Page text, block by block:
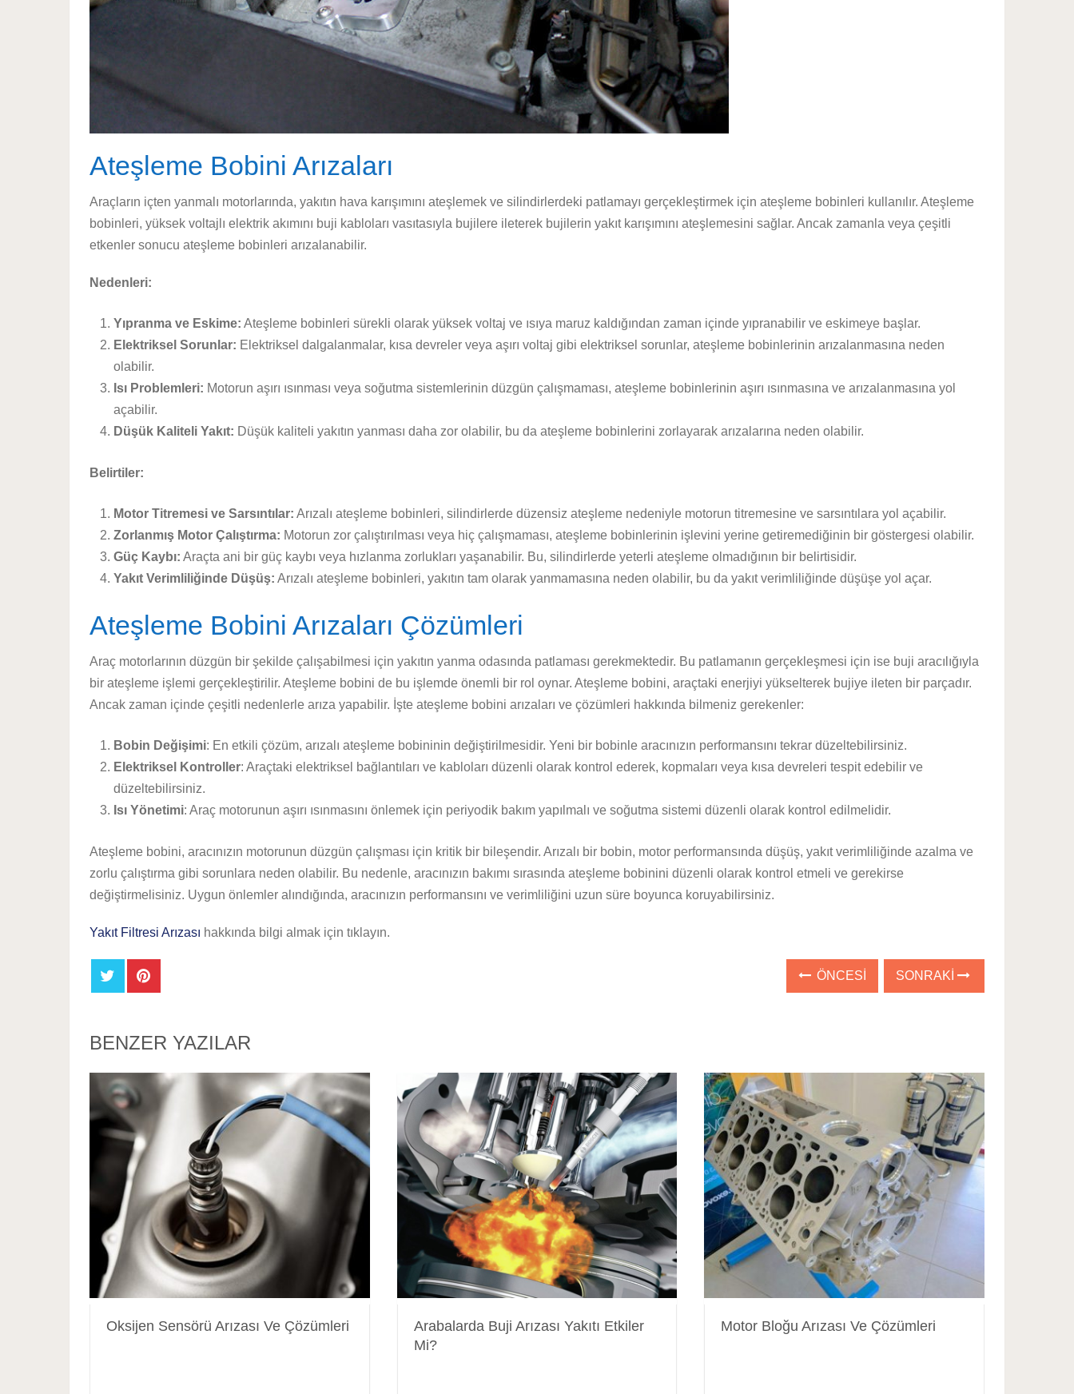
Ateşleme Bobini Arızaları
Araçların içten yanmalı motorlarında, yakıtın hava karışımını ateşlemek ve silindirlerdeki patlamayı gerçekleştirmek için ateşleme bobinleri kullanılır. Ateşleme
bobinleri, yüksek voltajlı elektrik akımını buji kabloları vasıtasıyla bujilere ileterek bujilerin yakıt karışımını ateşlemesini sağlar. Ancak zamanla veya çeşitli
etkenler sonucu ateşleme bobinleri arızalanabilir.
Nedenleri:
Yıpranma ve Eskime: Ateşleme bobinleri sürekli olarak yüksek voltaj ve ısıya maruz kaldığından zaman içinde yıpranabilir ve eskimeye başlar.
Elektriksel Sorunlar: Elektriksel dalgalanmalar, kısa devreler veya aşırı voltaj gibi elektriksel sorunlar, ateşleme bobinlerinin arızalanmasına neden
olabilir.
Isı Problemleri: Motorun aşırı ısınması veya soğutma sistemlerinin düzgün çalışmaması, ateşleme bobinlerinin aşırı ısınmasına ve arızalanmasına yol
açabilir.
Düşük Kaliteli Yakıt: Düşük kaliteli yakıtın yanması daha zor olabilir, bu da ateşleme bobinlerini zorlayarak arızalarına neden olabilir.
Belirtiler:
Motor Titremesi ve Sarsıntılar: Arızalı ateşleme bobinleri, silindirlerde düzensiz ateşleme nedeniyle motorun titremesine ve sarsıntılara yol açabilir.
Zorlanmış Motor Çalıştırma: Motorun zor çalıştırılması veya hiç çalışmaması, ateşleme bobinlerinin işlevini yerine getiremediğinin bir göstergesi olabilir.
Güç Kaybı: Araçta ani bir güç kaybı veya hızlanma zorlukları yaşanabilir. Bu, silindirlerde yeterli ateşleme olmadığının bir belirtisidir.
Yakıt Verimliliğinde Düşüş: Arızalı ateşleme bobinleri, yakıtın tam olarak yanmamasına neden olabilir, bu da yakıt verimliliğinde düşüşe yol açar.
Ateşleme Bobini Arızaları Çözümleri
Araç motorlarının düzgün bir şekilde çalışabilmesi için yakıtın yanma odasında patlaması gerekmektedir. Bu patlamanın gerçekleşmesi için ise buji aracılığıyla
bir ateşleme işlemi gerçekleştirilir. Ateşleme bobini de bu işlemde önemli bir rol oynar. Ateşleme bobini, araçtaki enerjiyi yükselterek bujiye ileten bir parçadır.
Ancak zaman içinde çeşitli nedenlerle arıza yapabilir. İşte ateşleme bobini arızaları ve çözümleri hakkında bilmeniz gerekenler:
Bobin Değişimi: En etkili çözüm, arızalı ateşleme bobininin değiştirilmesidir. Yeni bir bobinle aracınızın performansını tekrar düzeltebilirsiniz.
Elektriksel Kontroller: Araçtaki elektriksel bağlantıları ve kabloları düzenli olarak kontrol ederek, kopmaları veya kısa devreleri tespit edebilir ve
düzeltebilirsiniz.
Isı Yönetimi: Araç motorunun aşırı ısınmasını önlemek için periyodik bakım yapılmalı ve soğutma sistemi düzenli olarak kontrol edilmelidir.
Ateşleme bobini, aracınızın motorunun düzgün çalışması için kritik bir bileşendir. Arızalı bir bobin, motor performansında düşüş, yakıt verimliliğinde azalma ve
zorlu çalıştırma gibi sorunlara neden olabilir. Bu nedenle, aracınızın bakımı sırasında ateşleme bobinini düzenli olarak kontrol etmeli ve gerekirse
değiştirmelisiniz. Uygun önlemler alındığında, aracınızın performansını ve verimliliğini uzun süre boyunca koruyabilirsiniz.
Yakıt Filtresi Arızası hakkında bilgi almak için tıklayın.
ÖNCESI SONRAKI
BENZER YAZILAR
Oksijen Sensörü Arızası Ve Çözümleri
Arabalarda Buji Arızası Yakıtı Etkiler
Mi?
Motor Bloğu Arızası Ve Çözümleri